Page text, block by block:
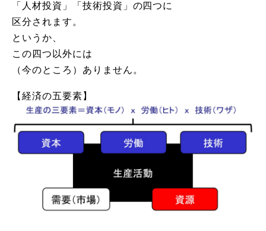
「人材投資」「技術投資」の四つに
区分されます。
というか、
この四つ以外には
（今のところ）ありません。
【経済の五要素】